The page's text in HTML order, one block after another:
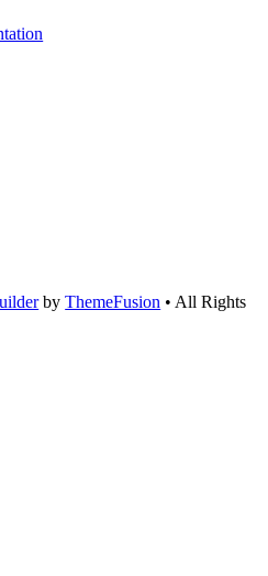
byThemeFusion • All Rights